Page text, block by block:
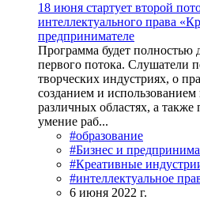
18 июня стартует второй
интеллектуального права
предпринимателе
Программа будет полностью
первого потока. Слушатели
творческих индустриях, о
созданием и использованием
различных областях, а
умение раб...
#образование
#Бизнес и
#Креативные
#интеллектуальное
6 июня 2022 г.